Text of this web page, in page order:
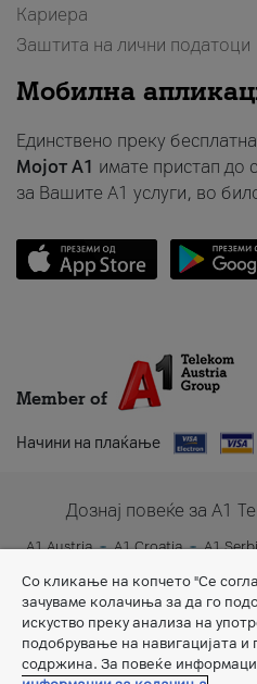
Кариера
Заштита на лични податоци
Мобилна
Единствено преку
Мојот A1 имате пристап до
за Вашите A1 услуги, во
Member of
Начини на плаќање
Дознај повеќе за A1
A1 Austria A1 Croatia A1
Со кликање на копчето "Се
зачуваме колачиња за да го
искуство преку анализа на
подобрување на навигацијата
содржина. За повеќе